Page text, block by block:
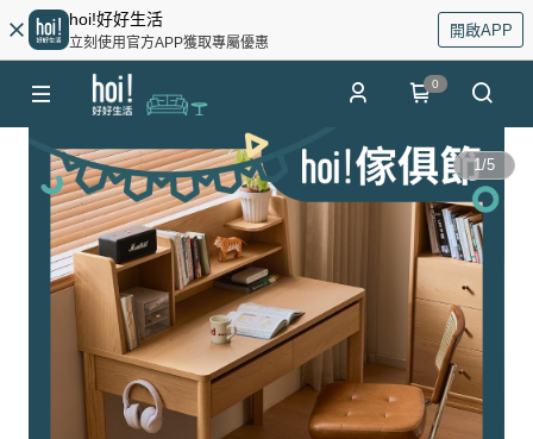
hoi!好好生活
立刻使用官方APP獲取專屬優惠
開啟APP
0
1/5